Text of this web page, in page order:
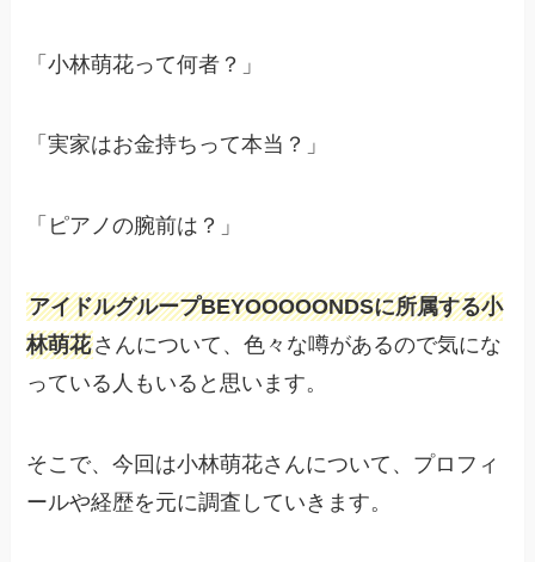
「小林萌花って何者？」
「実家はお金持ちって本当？」
「ピアノの腕前は？」
アイドルグループBEYOOOOONDSに所属する小
林萌花さんについて、色々な噂があるので気にな
っている人もいると思います。
そこで、今回は小林萌花さんについて、プロフィ
ールや経歴を元に調査していきます。